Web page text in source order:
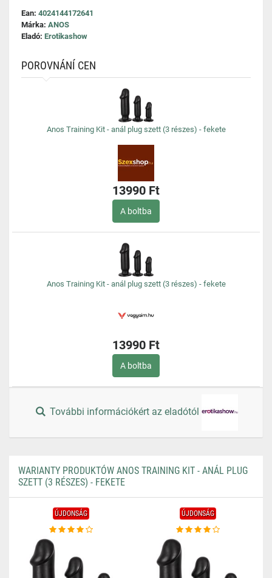
Ean: 4024144172641
Márka: ANOS
Eladó: Erotikashow
POROVNÁNÍ CEN
Anos Training Kit - anál plug szett (3 részes) - fekete
13990 Ft
A boltba
Anos Training Kit - anál plug szett (3 részes) - fekete
13990 Ft
A boltba
További információkért az eladótól
WARIANTY PRODUKTÓW ANOS TRAINING KIT - ANÁL PLUG
SZETT (3 RÉSZES) - FEKETE
ÚJDONSÁG ÚJDONSÁG